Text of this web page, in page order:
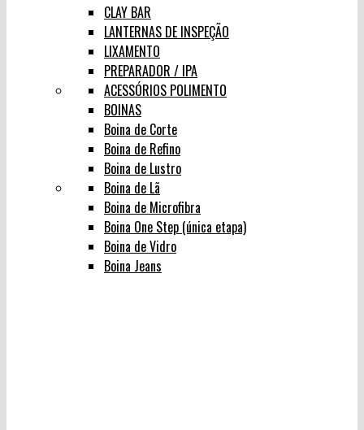
CLAY BAR
LANTERNAS DE INSPEÇÃO
LIXAMENTO
PREPARADOR / IPA
ACESSÓRIOS POLIMENTO
BOINAS
Boina de Corte
Boina de Refino
Boina de Lustro
Boina de Lã
Boina de Microfibra
Boina One Step (única etapa)
Boina de Vidro
Boina Jeans